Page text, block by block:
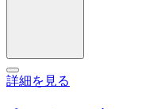
詳細を見る